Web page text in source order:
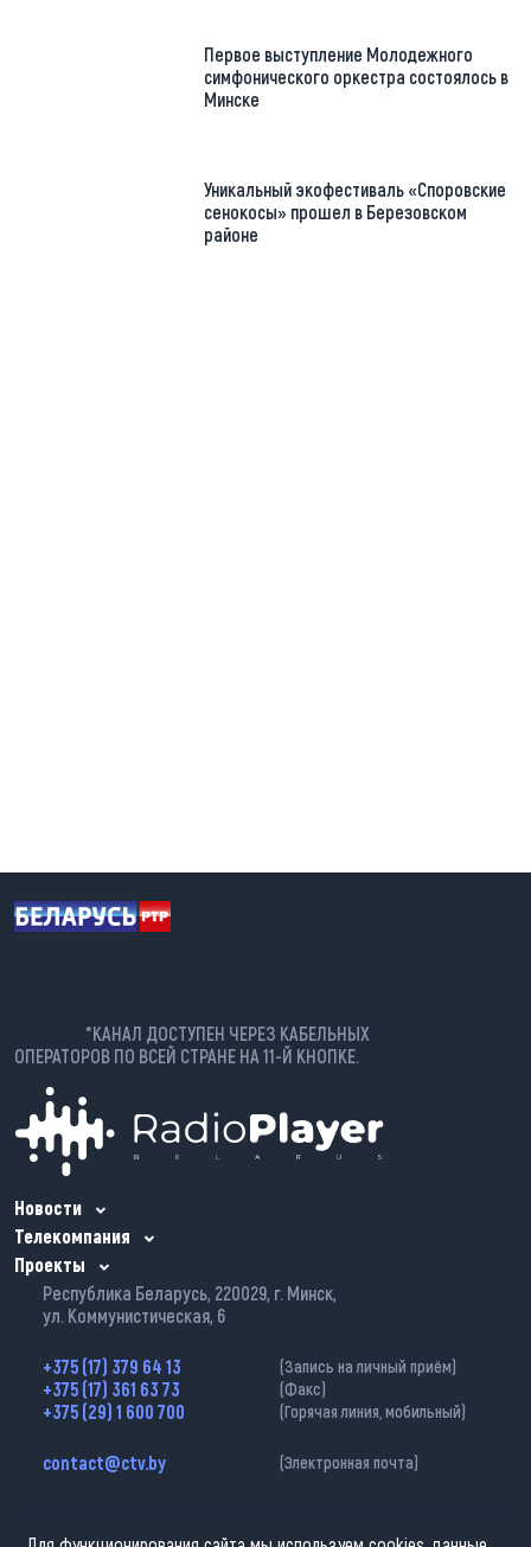
Первое выступление Молодежного
симфонического оркестра состоялось в
Минске
Уникальный экофестиваль «Споровские
сенокосы» прошел в Березовском
районе
*КАНАЛ ДОСТУПЕН ЧЕРЕЗ КАБЕЛЬНЫХ
ОПЕРАТОРОВ ПО ВСЕЙ СТРАНЕ НА 11-Й КНОПКЕ.
Новости
Телекомпания
Проекты
Республика Беларусь, 220029, г. Минск,
ул. Коммунистическая, 6
+375 (17) 379 64 13 (Запись на личный приём)
+375 (17) 361 63 73 (Факс)
+375 (29) 1 600 700 (Горячая линия, мобильный)
contact@ctv.by (Электронная почта)